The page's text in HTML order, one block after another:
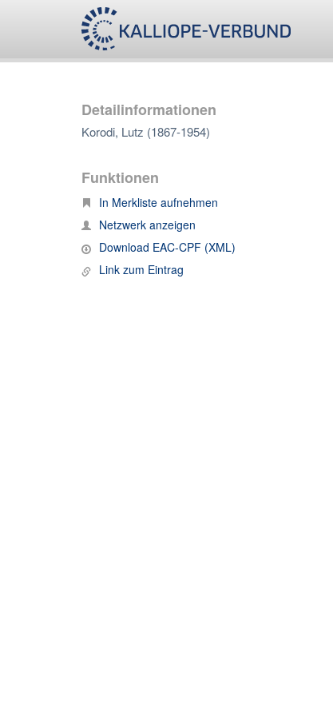
Detailinformationen
Korodi, Lutz (1867-1954)
Funktionen
In Merkliste aufnehmen
Netzwerk anzeigen
Download EAC-CPF (XML)
Link zum Eintrag